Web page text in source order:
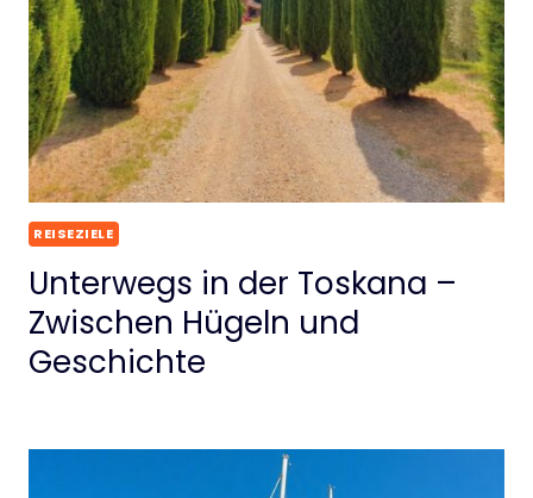
REISEZIELE
Unterwegs in der Toskana –
Zwischen Hügeln und
Geschichte